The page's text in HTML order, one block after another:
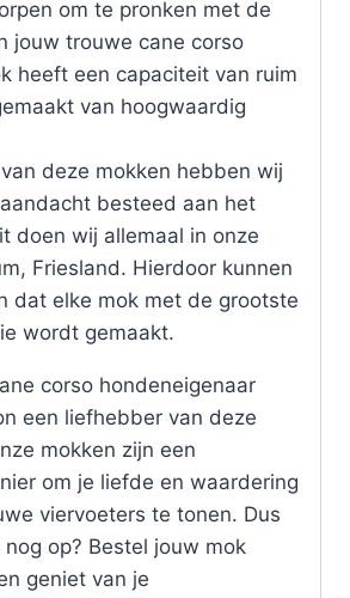
om te pronken met de
jouw trouwe cane corso
heeft een capaciteit van ruim
van hoogwaardig
deze mokken hebben wij
besteed aan het
doen wij allemaal in onze
Friesland. Hierdoor kunnen
dat elke mok met de grootste
wordt gemaakt.
corso hondeneigenaar
een liefhebber van deze
mokken zijn een
om je liefde en waardering
viervoeters te tonen. Dus
op? Bestel jouw mok
geniet van je